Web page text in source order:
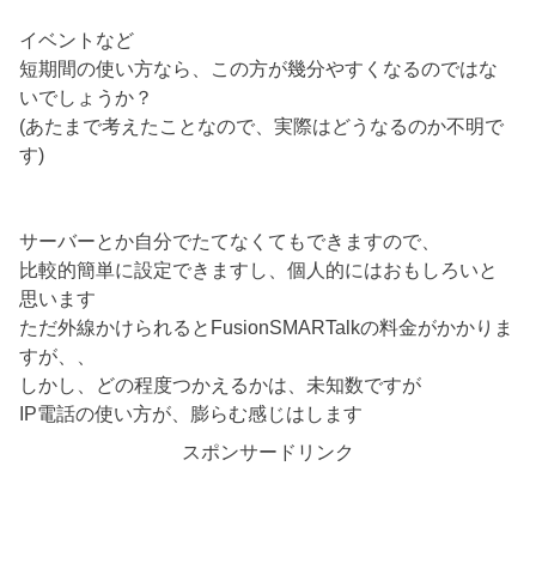
イベントなど
短期間の使い方なら、この方が幾分やすくなるのではな
いでしょうか？
(あたまで考えたことなので、実際はどうなるのか不明で
す)
サーバーとか自分でたてなくてもできますので、
比較的簡単に設定できますし、個人的にはおもしろいと
思います
ただ外線かけられるとFusionSMARTalkの料金がかかりま
すが、、
しかし、どの程度つかえるかは、未知数ですが
IP電話の使い方が、膨らむ感じはします
スポンサードリンク